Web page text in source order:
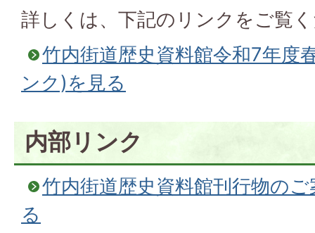
詳しくは、下記のリンクをご覧
竹内街道歴史資料館令和7年度
ンク)を見る
内部リンク
竹内街道歴史資料館刊行物の
る